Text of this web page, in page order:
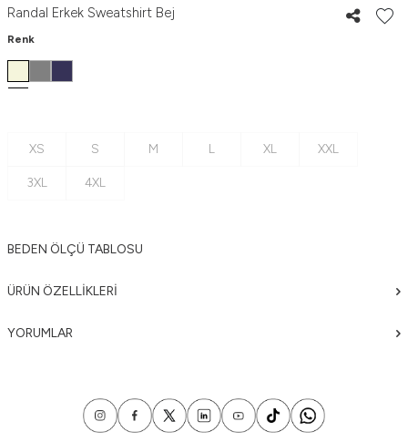
Randal Erkek Sweatshirt Bej
Renk
XS S M L XL XXL
3XL 4XL
BEDEN ÖLÇÜ TABLOSU
ÜRÜN ÖZELLIKLERI
YORUMLAR